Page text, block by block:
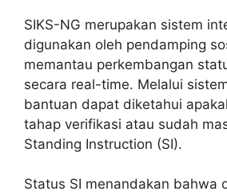
SIKS-NG merupakan sistem
digunakan oleh pendamping
memantau perkembangan
secara real-time. Melalui
bantuan dapat diketahui
tahap verifikasi atau sudah
Standing Instruction (SI).
Status SI menandakan bahwa